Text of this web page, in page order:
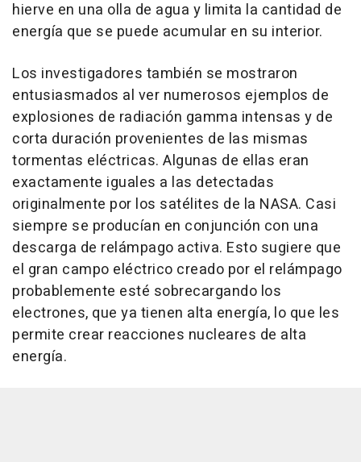
hierve en una olla de agua y limita la cantidad de
energía que se puede acumular en su interior.
Los investigadores también se mostraron
entusiasmados al ver numerosos ejemplos de
explosiones de radiación gamma intensas y de
corta duración provenientes de las mismas
tormentas eléctricas. Algunas de ellas eran
exactamente iguales a las detectadas
originalmente por los satélites de la NASA. Casi
siempre se producían en conjunción con una
descarga de relámpago activa. Esto sugiere que
el gran campo eléctrico creado por el relámpago
probablemente esté sobrecargando los
electrones, que ya tienen alta energía, lo que les
permite crear reacciones nucleares de alta
energía.